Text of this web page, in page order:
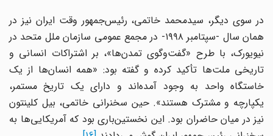
در سوی دیگر، سیدمحمد خاتمی، رئیس‌جمهور وقت ایران نیز در
همان سال -سپتامبر ۱۹۹۸- در مجمع عمومی سازمان ملل متحد در
نیویورک، با طرح «گفت‌وگوی تمدن‌ها»، بر اشتراکات انسانی و
تاریخی ملت‌ها تأکید کرده و گفته بود: «همه انسان‌ها از یک
خاستگاه واحد به وجود آمده‌اند و دارای یک تاریخ مستمر،
یکپارچه و مشترک هستند». حین سخنرانی خاتمی، بیل کلینتون
نیز در میان حاضران بود. این نخستین‌باری بود که آمریکایی‌ها به